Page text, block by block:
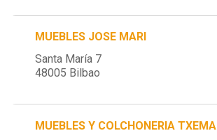
MUEBLES JOSE MARI
Santa María 7
48005 Bilbao
MUEBLES Y COLCHONERIA TXEMA